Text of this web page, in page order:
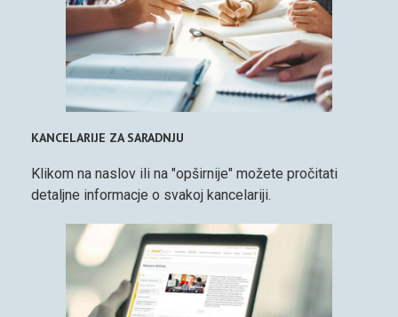
KANCELARIJE ZA SARADNJU
Klikom na naslov ili na "opširnije" možete pročitati
detaljne informacje o svakoj kancelariji.